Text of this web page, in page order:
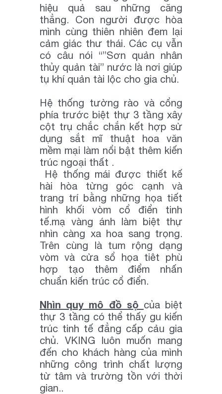
hiệu quả sau những căng
thẳng. Con người được hòa
mình cùng thiên nhiên đem lại
cảm giác thư thái. Các cụ vẫn
có câu nói “”Sơn quản nhân
thủy quản tài” nước là nơi giúp
tụ khí quản tài lộc cho gia chủ.
Hệ thống tường rào và cổng
phía trước biệt thự 3 tầng xây
cột trụ chắc chắn kết hợp sử
dụng sắt mĩ thuật hoa văn
mềm mại làm nổi bật thêm kiến
trúc ngoại thất .
Hệ thống mái được thiết kế
hài hòa từng góc cạnh và
trang trí bằng những họa tiết
hình khối vòm cổ điển tinh
tế.mạ vàng ánh làm biệt thự
nhìn càng xa hoa sang trọng.
Trên cùng là tum rộng dạng
vòm và cửa sổ họa tiêt phù
hợp tạo thêm điểm nhấn
chuẩn kiến trúc cổ điển.
Nhìn quy mô đồ sộ của biệt
thự 3 tầng có thể thấy gu kiến
trúc tinh tế đẳng cấp cảu gia
chủ. VKING luôn muốn mang
đến cho khách hàng của mình
những công trình chất lượng
từ tâm và trường tồn với thời
gian..